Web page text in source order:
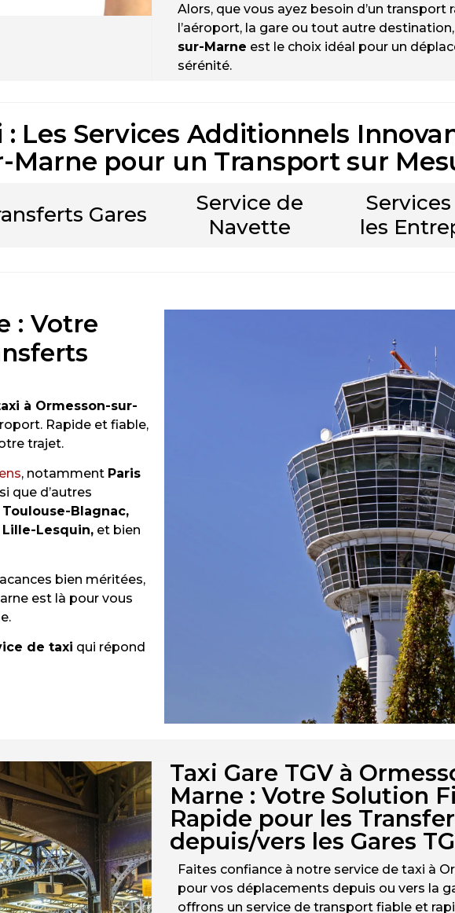
Alors, que vous ayez besoin d’un transport
l’aéroport, la gare ou tout autre destination,
sur-Marne est le choix idéal pour un
sérénité.
Les Services Additionnels
Marne pour un Transport sur
Gares
Service de
Navette
les
: Votre
à Ormesson-sur-
Rapide et fiable,
trajet.
, notamment Paris
que d’autres
Toulouse-Blagnac,
Lille-Lesquin, et bien
bien méritées,
est là pour vous
de taxi qui répond
Taxi Gare TGV à
Marne : Votre Solution
Rapide pour les
depuis/vers les Gares
Faites confiance à notre service de taxi à
pour vos déplacements depuis ou vers la
offrons un service de transport fiable et